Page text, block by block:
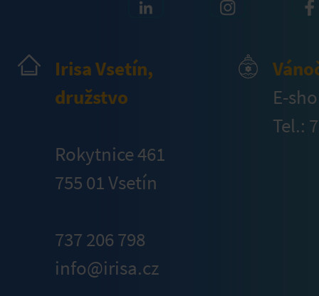
Irisa Vsetín,
družstvo
Rokytnice 461
755 01 Vsetín
737 206 798
info@irisa.cz
E-
Tel.: